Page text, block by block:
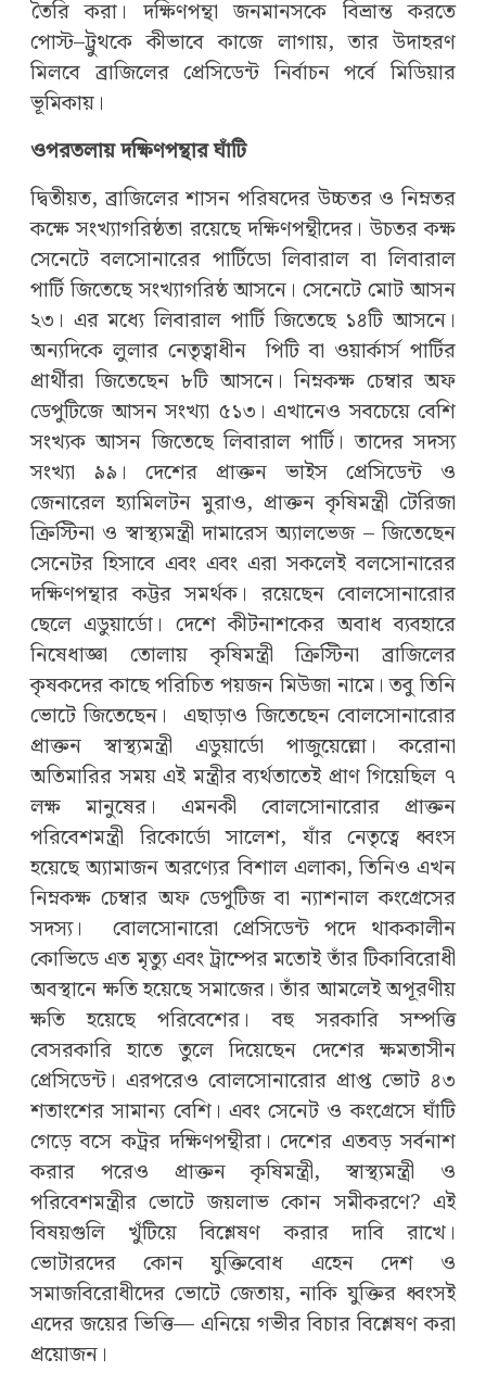
তৈরি করা। দক্ষিণপন্থা জনমানসকে বিভ্রান্ত করতে
পোস্ট–ট্রুথকে কীভাবে কাজে লাগায়, তার উদাহরণ
মিলবে ব্রাজিলের প্রেসিডেন্ট নির্বাচন পর্বে মিডিয়ার
ভূমিকায়।
ওপরতলায় দক্ষিণপন্থার ঘাঁটি
দ্বিতীয়ত, ব্রাজিলের শাসন পরিষদের উচ্চতর ও নিম্নতর
কক্ষে সংখ্যাগরিষ্ঠতা রয়েছে দক্ষিণপন্থীদের। উচতর কক্ষ
সেনেটে বলসোনারের পার্টিডো লিবারাল বা লিবারাল
পার্টি জিতেছে সংখ্যাগরিষ্ঠ আসনে। সেনেটে মোট আসন
২৩। এর মধ্যে লিবারাল পার্টি জিতেছে ১৪টি আসনে।
অন্যদিকে লুলার নেতৃত্বাধীন পিটি বা ওয়ার্কার্স পার্টির
প্রার্থীরা জিতেছেন ৮টি আসনে। নিম্নকক্ষ চেম্বার অফ
ডেপুটিজে আসন সংখ্যা ৫১৩। এখানেও সবচেয়ে বেশি
সংখ্যক আসন জিতেছে লিবারাল পার্টি। তাদের সদস্য
সংখ্যা ৯৯। দেশের প্রাক্তন ভাইস প্রেসিডেন্ট ও
জেনারেল হ্যামিলটন মুরাও, প্রাক্তন কৃষিমন্ত্রী টেরিজা
ক্রিস্টিনা ও স্বাস্থ্যমন্ত্রী দামারেস অ্যালভেজ – জিতেছেন
সেনেটর হিসাবে এবং এবং এরা সকলেই বলসোনারের
দক্ষিণপন্থার কট্টর সমর্থক। রয়েছেন বোলসোনারোর
ছেলে এডুয়ার্ডো। দেশে কীটনাশকের অবাধ ব্যবহারে
নিষেধাজ্ঞা তোলায় কৃষিমন্ত্রী ক্রিস্টিনা ব্রাজিলের
কৃষকদের কাছে পরিচিত পয়জন মিউজা নামে। তবু তিনি
ভোটে জিতেছেন। এছাড়াও জিতেছেন বোলসোনারোর
প্রাক্তন স্বাস্থ্যমন্ত্রী এডুয়ার্ডো পাজুয়েল্লো। করোনা
অতিমারির সময় এই মন্ত্রীর ব্যর্থতাতেই প্রাণ গিয়েছিল ৭
লক্ষ মানুষের। এমনকী বোলসোনারোর প্রাক্তন
পরিবেশমন্ত্রী রিকোর্ডো সালেশ, যাঁর নেতৃত্বে ধ্বংস
হয়েছে অ্যামাজন অরণ্যের বিশাল এলাকা, তিনিও এখন
নিম্নকক্ষ চেম্বার অফ ডেপুটিজ বা ন্যাশনাল কংগ্রেসের
সদস্য। বোলসোনারো প্রেসিডেন্ট পদে থাককালীন
কোভিডে এত মৃত্যু এবং ট্রাম্পের মতোই তাঁর টিকাবিরোধী
অবস্থানে ক্ষতি হয়েছে সমাজের। তাঁর আমলেই অপূরণীয়
ক্ষতি হয়েছে পরিবেশের। বহু সরকারি সম্পত্তি
বেসরকারি হাতে তুলে দিয়েছেন দেশের ক্ষমতাসীন
প্রেসিডেন্ট। এরপরেও বোলসোনারোর প্রাপ্ত ভোট ৪৩
শতাংশের সামান্য বেশি। এবং সেনেট ও কংগ্রেসে ঘাঁটি
গেড়ে বসে কট্রর দক্ষিণপন্থীরা। দেশের এতবড় সর্বনাশ
করার পরেও প্রাক্তন কৃষিমন্ত্রী, স্বাস্থ্যমন্ত্রী ও
পরিবেশমন্ত্রীর ভোটে জয়লাভ কোন সমীকরণে? এই
বিষয়গুলি খুঁটিয়ে বিশ্লেষণ করার দাবি রাখে।
ভোটারদের কোন যুক্তিবোধ এহেন দেশ ও
সমাজবিরোধীদের ভোটে জেতায়, নাকি যুক্তির ধ্বংসই
এদের জয়ের ভিত্তি— এনিয়ে গভীর বিচার বিশ্লেষণ করা
প্রয়োজন।